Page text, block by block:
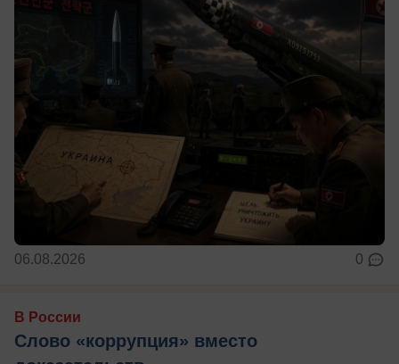
06.08.2026 0
В России
Слово «коррупция» вместо